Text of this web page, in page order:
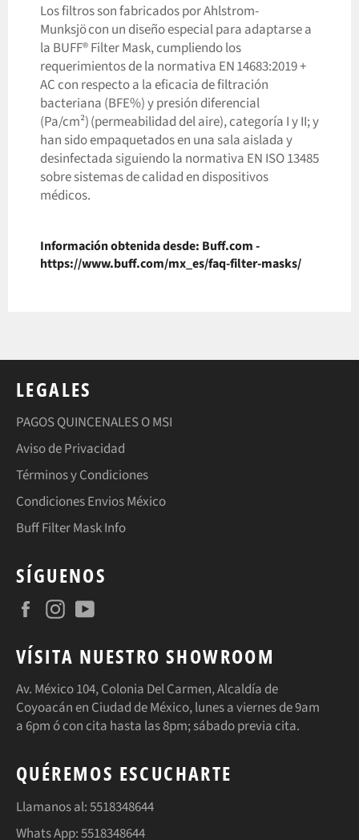
Los filtros son fabricados por Ahlstrom-
Munksjö con un diseño especial para adaptarse a
la BUFF® Filter Mask, cumpliendo los
requerimientos de la normativa EN 14683:2019 +
AC con respecto a la eficacia de filtración
bacteriana (BFE%) y presión diferencial
(Pa/cm²) (permeabilidad del aire), categoría I y II; y
han sido empaquetados en una sala aislada y
desinfectada siguiendo la normativa EN ISO 13485
sobre sistemas de calidad en dispositivos
médicos.
Información obtenida desde: Buff.com -
https://www.buff.com/mx_es/faq-filter-masks/
LEGALES
PAGOS QUINCENALES O MSI
Aviso de Privacidad
Términos y Condiciones
Condiciones Envios México
Buff Filter Mask Info
SÍGUENOS
FacebookInstagram
VÍSITA NUESTRO SHOWROOM
Av. México 104, Colonia Del Carmen, Alcaldía de
Coyoacán en Ciudad de México, lunes a viernes de 9am
a 6pm ó con cita hasta las 8pm; sábado previa cita.
QUÉREMOS ESCUCHARTE
Llamanos al: 5518348644
Whats App: 5518348644